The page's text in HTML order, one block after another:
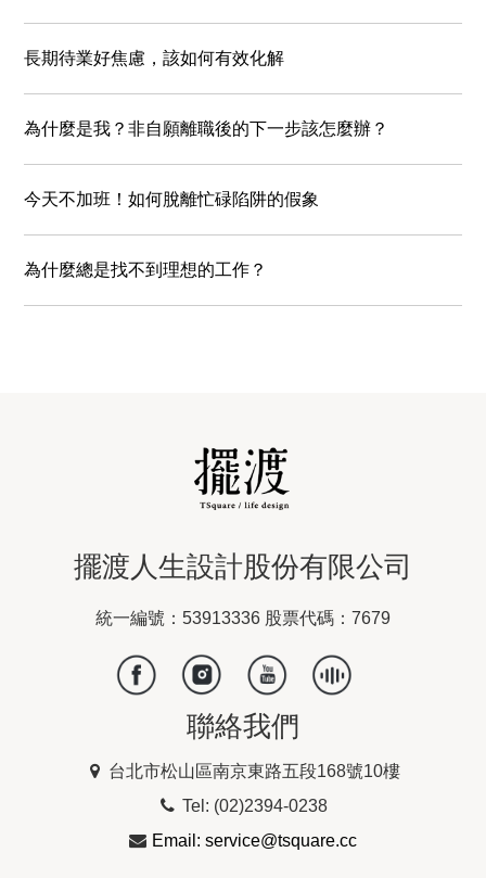
長期待業好焦慮，該如何有效化解
為什麼是我？非自願離職後的下一步該怎麼辦？
今天不加班！如何脫離忙碌陷阱的假象
為什麼總是找不到理想的工作？
擺渡人生設計股份有限公司
統一編號：53913336 股票代碼：7679
聯絡我們
台北市松山區南京東路五段168號10樓
Tel: (02)2394-0238
Email: service@tsquare.cc